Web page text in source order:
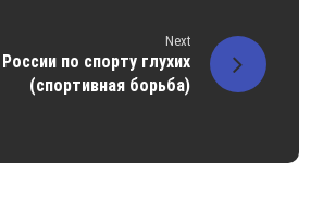
Next
по спорту глухих
(спортивная борьба)